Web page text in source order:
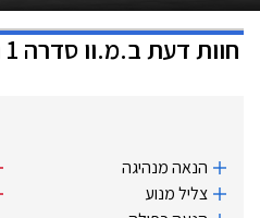
חוות דעתב.מ.וו סדרה 1 חמש דלתות M135i
הנאה מנהיגה
צליל מנוע